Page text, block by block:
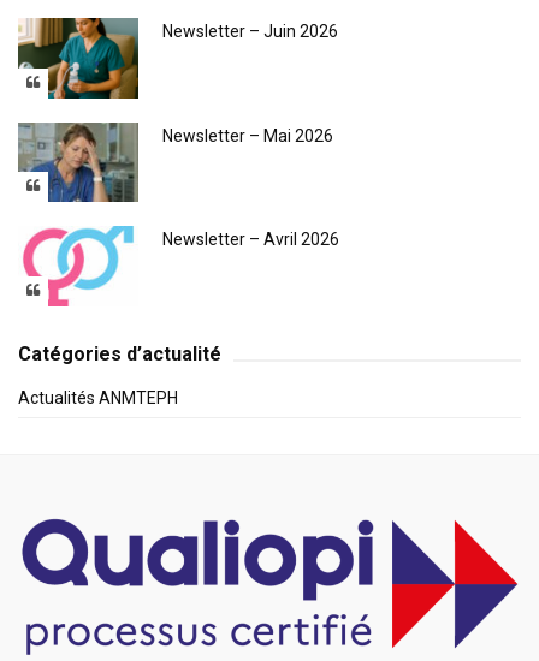
Newsletter – Juin 2026
Newsletter – Mai 2026
Newsletter – Avril 2026
Catégories d’actualité
Actualités ANMTEPH